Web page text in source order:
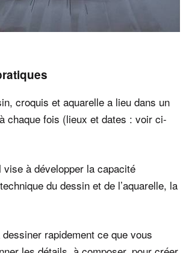
croquis et aquarelle a lieu dans un
chaque fois (lieux et dates : voir ci-
vise à développer la capacité
du dessin et de l’aquarelle, la
rapidement ce que vous